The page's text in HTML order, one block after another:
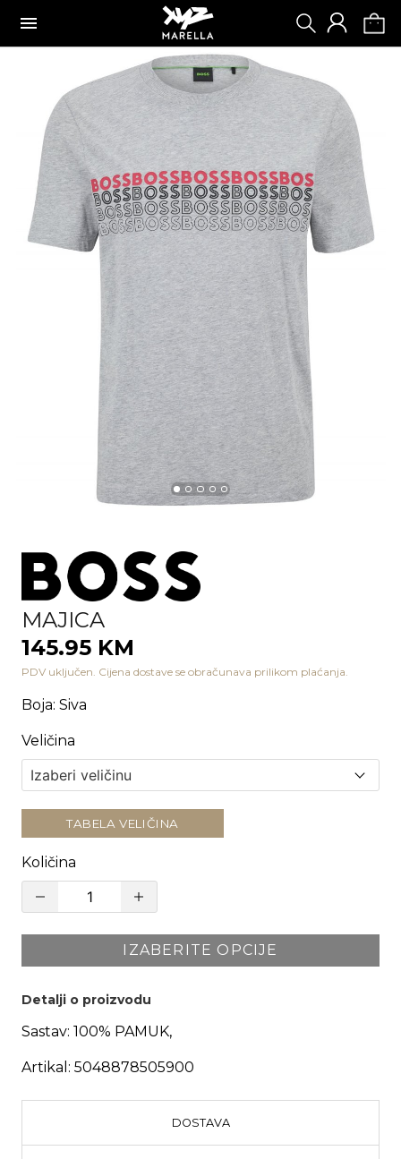
MAJICA
145.95 KM
PDV uključen. Cijena dostave se obračunava prilikom plaćanja.
Boja: Siva
Veličina
TABELA VELIČINA
Količina
IZABERITE OPCIJE
Detalji o proizvodu
Sastav: 100% PAMUK,
Artikal: 5048878505900
DOSTAVA